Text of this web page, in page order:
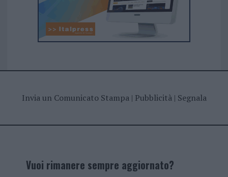
Invia un Comunicato Stampa| Pubblicità| Segnala
Vuoi rimanere sempre aggiornato?